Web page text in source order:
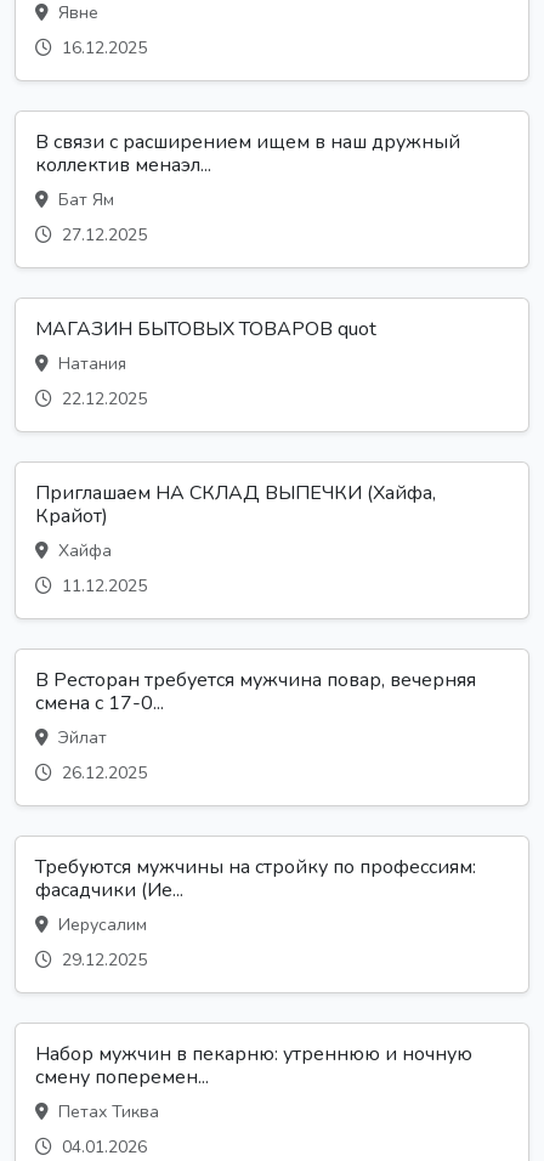
Явне
16.12.2025
В связи с расширением ищем в наш дружный
коллектив менаэл...
Бат Ям
27.12.2025
МАГАЗИН БЫТОВЫХ ТОВАРОВ quot
Натания
22.12.2025
Приглашаем НА СКЛАД ВЫПЕЧКИ (Хайфа,
Крайот)
Хайфа
11.12.2025
В Ресторан требуется мужчина повар, вечерняя
смена с 17-0...
Эйлат
26.12.2025
Требуются мужчины на стройку по профессиям:
фасадчики (Ие...
Иерусалим
29.12.2025
Набор мужчин в пекарню: утреннюю и ночную
смену поперемен...
Петах Тиква
04.01.2026